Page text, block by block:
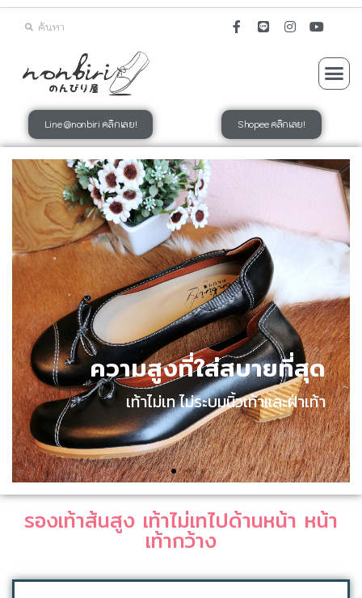
Line @nonbiri คลิกเลย! Shopee คลิกเลย!
รองเท้าส้นสูง เท้าไม่เทไปด้านหน้า หน้า
เท้ากว้าง​